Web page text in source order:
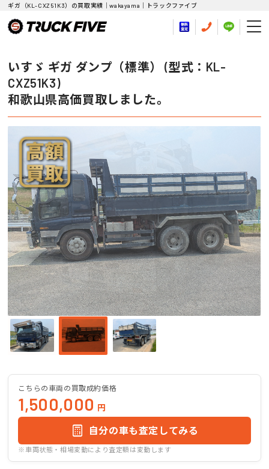
ギガ（KL-CXZ51K3）の買取実績｜wakayama｜トラックファイブ
いすゞ ギガ ダンプ（標準） (型式：KL-
CXZ51K3)
和歌山県高価買取しました。
こちらの車両の買取成約価格
1,500,000 円
自分の車も査定してみる
※車両状態・相場変動により査定額は変動します